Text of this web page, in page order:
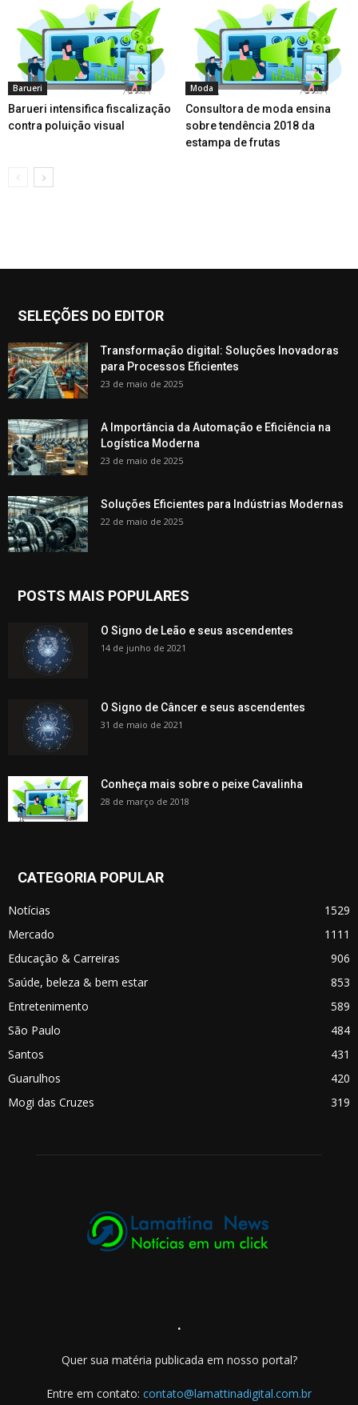
Barueri
Barueri intensifica fiscalização
contra poluição visual
Moda
Consultora de moda ensina
sobre tendência 2018 da
estampa de frutas
SELEÇÕES DO EDITOR
Transformação digital: Soluções Inovadoras
para Processos Eficientes
23 de maio de 2025
A Importância da Automação e Eficiência na
Logística Moderna
23 de maio de 2025
Soluções Eficientes para Indústrias Modernas
22 de maio de 2025
POSTS MAIS POPULARES
O Signo de Leão e seus ascendentes
14 de junho de 2021
O Signo de Câncer e seus ascendentes
31 de maio de 2021
Conheça mais sobre o peixe Cavalinha
28 de março de 2018
CATEGORIA POPULAR
Notícias
1529
Mercado
1111
Educação & Carreiras
906
Saúde, beleza & bem estar
853
Entretenimento
589
São Paulo
484
Santos
431
Guarulhos
420
Mogi das Cruzes
319
.
Quer sua matéria publicada em nosso portal?
Entre em contato: contato@lamattinadigital.com.br